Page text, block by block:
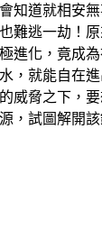
知道就相安
難逃一劫！
進化，竟成
，就能自在
威脅之下，
，試圖解開